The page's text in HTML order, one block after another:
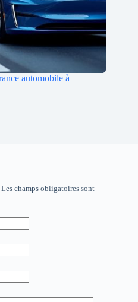
automobile à
Les champs obligatoires sont